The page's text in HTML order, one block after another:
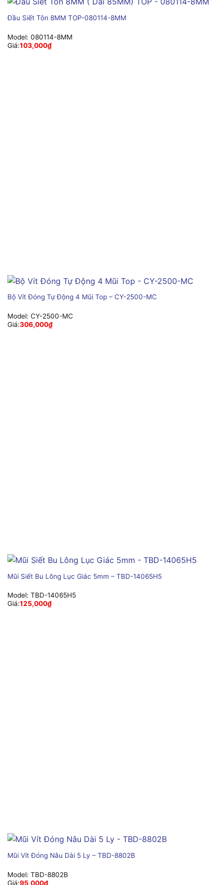
Đầu Siết Tôn 8MM TOP-080114-8MM
Model: 080114-8MM
Giá:103,000₫
Bộ Vít Đóng Tự Động 4 Mũi Top – CY-2500-MC
Model: CY-2500-MC
Giá:306,000₫
Mũi Siết Bu Lông Lục Giác 5mm – TBD-14065H5
Model: TBD-14065H5
Giá:125,000₫
Mũi Vít Đóng Nâu Dài 5 Ly – TBD-8802B
Model: TBD-8802B
Giá:95,000₫